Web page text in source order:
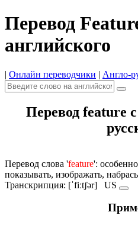
Перевод
английского
| Онлайн переводчики | Англо-
Перевод feature
Перевод слова 'feature':
показывать, изображать,
Транскрипция: [ˈfiːtʃər] US